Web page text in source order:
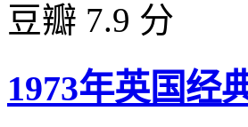
豆瓣 7.9 分
1973年英国经